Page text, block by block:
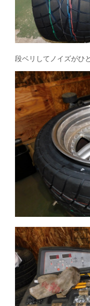
段ベリしてノイズがひ